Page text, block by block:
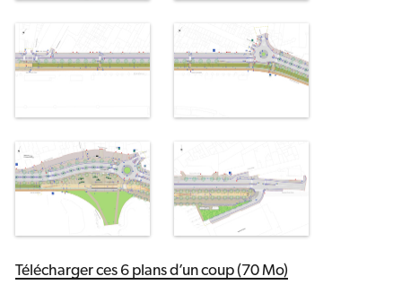
Télécharger ces 6 plans d’un coup (70 Mo)